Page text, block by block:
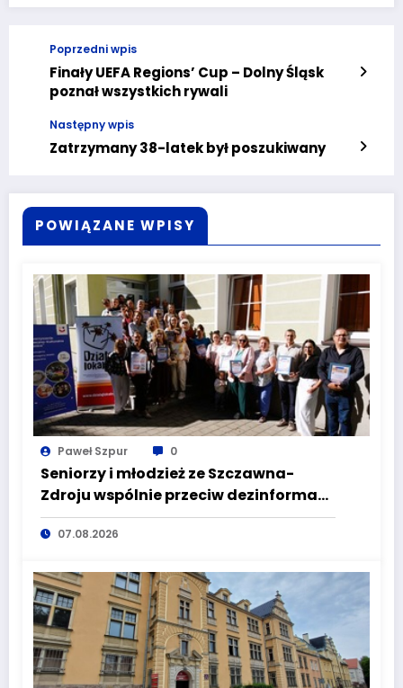
Poprzedni wpis
Finały UEFA Regions’ Cup – Dolny Śląsk
poznał wszystkich rywali
Następny wpis
Zatrzymany 38-latek był poszukiwany
POWIĄZANE WPISY
Paweł Szpur 0
Seniorzy i młodzież ze Szczawna-
Zdroju wspólnie przeciw dezinformacji
i manipulacji
07.08.2026